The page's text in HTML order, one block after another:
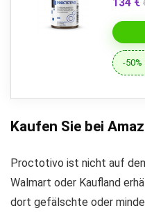
-
Kaufen Sie bei
Proctotivo ist nicht auf
Walmart oder Kaufland
dort gefälschte oder